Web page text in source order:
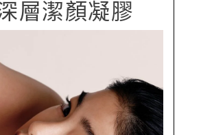
層潔顏凝膠